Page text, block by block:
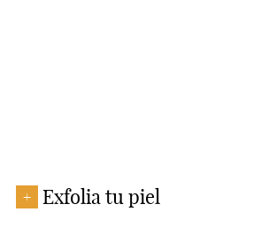
+ Exfolia tu piel